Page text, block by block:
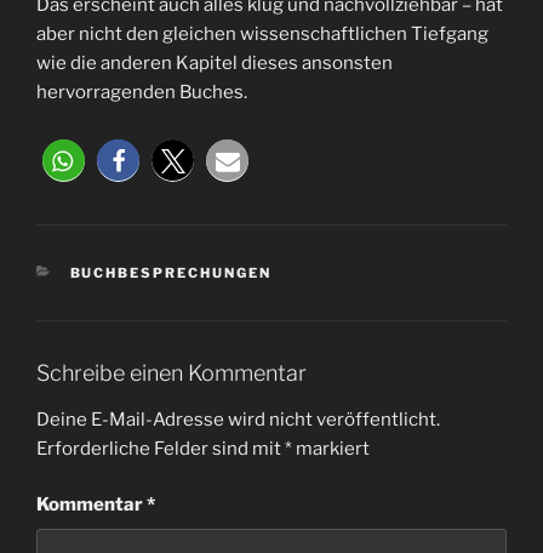
Das erscheint auch alles klug und nachvollziehbar – hat
aber nicht den gleichen wissenschaftlichen Tiefgang
wie die anderen Kapitel dieses ansonsten
hervorragenden Buches.
BUCHBESPRECHUNGEN
Schreibe einen Kommentar
Deine E-Mail-Adresse wird nicht veröffentlicht.
Erforderliche Felder sind mit* markiert
Kommentar*